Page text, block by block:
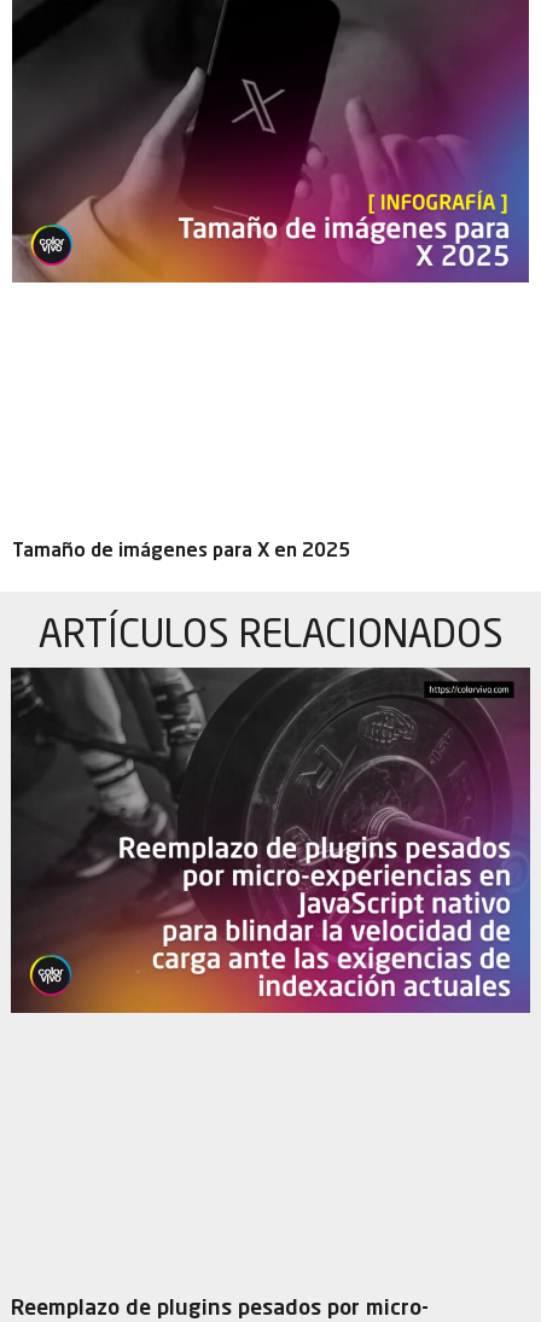
Tamaño de imágenes para X en 2025
ARTÍCULOS RELACIONADOS
Reemplazo de plugins pesados por micro-